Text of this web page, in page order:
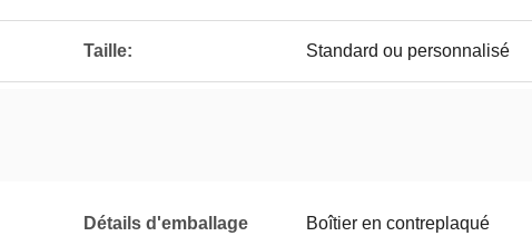
Taille: Standard ou personnalisé
Détails d'emballage Boîtier en contreplaqué